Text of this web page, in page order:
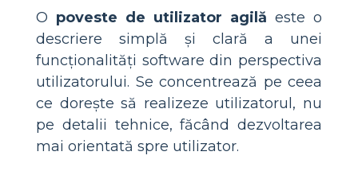
O poveste de utilizator agilă este o
descriere simplă și clară a unei
funcționalități software din perspectiva
utilizatorului. Se concentrează pe ceea
ce dorește să realizeze utilizatorul, nu
pe detalii tehnice, făcând dezvoltarea
mai orientată spre utilizator.